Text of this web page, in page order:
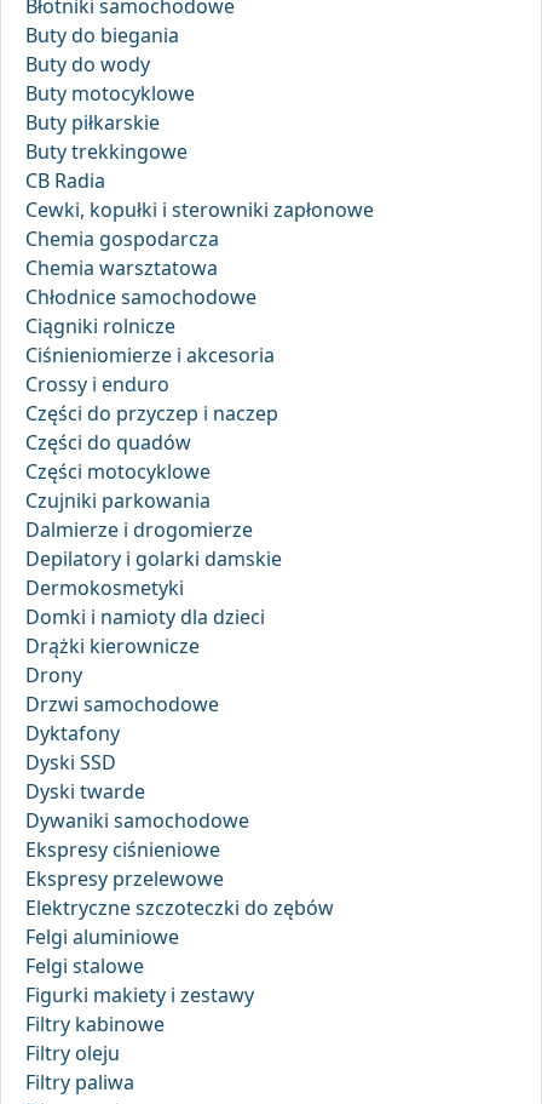
Błotniki samochodowe
Buty do biegania
Buty do wody
Buty motocyklowe
Buty piłkarskie
Buty trekkingowe
CB Radia
Cewki, kopułki i sterowniki zapłonowe
Chemia gospodarcza
Chemia warsztatowa
Chłodnice samochodowe
Ciągniki rolnicze
Ciśnieniomierze i akcesoria
Crossy i enduro
Części do przyczep i naczep
Części do quadów
Części motocyklowe
Czujniki parkowania
Dalmierze i drogomierze
Depilatory i golarki damskie
Dermokosmetyki
Domki i namioty dla dzieci
Drążki kierownicze
Drony
Drzwi samochodowe
Dyktafony
Dyski SSD
Dyski twarde
Dywaniki samochodowe
Ekspresy ciśnieniowe
Ekspresy przelewowe
Elektryczne szczoteczki do zębów
Felgi aluminiowe
Felgi stalowe
Figurki makiety i zestawy
Filtry kabinowe
Filtry oleju
Filtry paliwa